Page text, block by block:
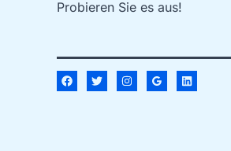
Probieren Sie es aus!